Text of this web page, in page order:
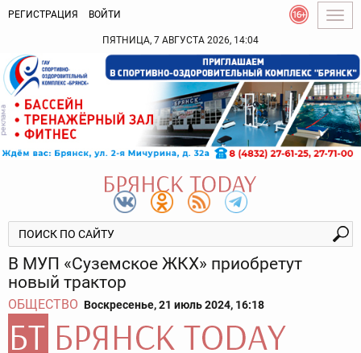
РЕГИСТРАЦИЯ ВОЙТИ
ПЯТНИЦА, 7 АВГУСТА 2026, 14:04
В МУП «Суземское ЖКХ» приобретут
новый трактор
ОБЩЕСТВО Воскресенье, 21 июль 2024, 16:18